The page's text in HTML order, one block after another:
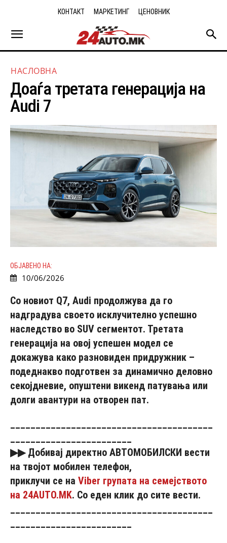
КОНТАКТ МАРКЕТИНГ ЦЕНОВНИК
НАСЛОВНА
Доаѓа третата генерација на
Audi 7
ОБЈАВЕНО НА:
10/06/2026
Со новиот Q7, Audi продолжува да го
надградува своето исклучително успешно
наследство во SUV сегментот. Третата
генерација на овој успешен модел се
докажува како разновиден придружник –
подеднакво подготвен за динамично деловно
секојдневие, опуштени викенд патувања или
долги авантури на отворен пат.
▶▶ Добивај директно АВТОМОБИЛСКИ вести
на твојот мобилен телефон,
приклучи се на Viber групата на семејството
на 24AUTO.MK. Со еден клик до сите вести.